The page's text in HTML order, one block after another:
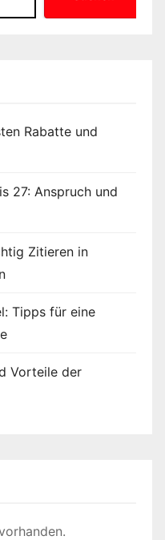
Rabatte und
27: Anspruch und
Zitieren in
Tipps für eine
Vorteile der